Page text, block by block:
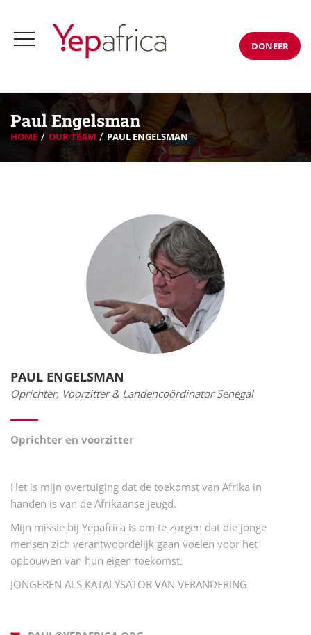
DONEER
Paul Engelsman
HOME OUR TEAM PAUL ENGELSMAN
PAUL ENGELSMAN
Oprichter, Voorzitter & Landencoördinator Senegal
Oprichter en voorzitter
Het is mijn overtuiging dat de toekomst van Afrika in
handen is van de Afrikaanse jeugd.
Mijn missie bij Yepafrica is om te zorgen dat die jonge
mensen zich verantwoordelijk gaan voelen voor het
opbouwen van hun eigen toekomst.
JONGEREN ALS KATALYSATOR VAN VERANDERING